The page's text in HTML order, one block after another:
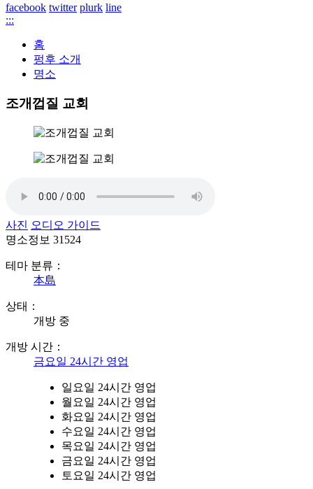
facebook twitter plurk line
:::
홈
펑후 소개
명소
조개껍질 교회
사진 오디오 가이드
명소정보 31524
테마 분류：
本島
상태：
개방 중
개방 시간：
금요일 24시간 영업
일요일 24시간 영업
월요일 24시간 영업
화요일 24시간 영업
수요일 24시간 영업
목요일 24시간 영업
금요일 24시간 영업
토요일 24시간 영업